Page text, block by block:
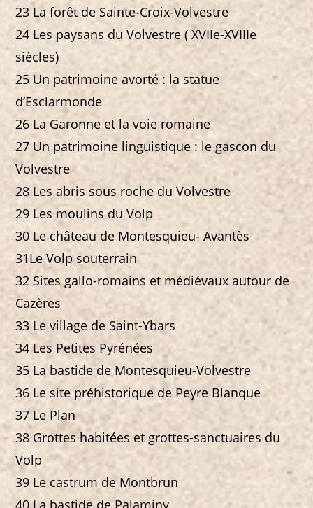
23 La forêt de Sainte-Croix-Volvestre
24 Les paysans du Volvestre ( XVIIe-XVIIIe
siècles)
25 Un patrimoine avorté : la statue
d’Esclarmonde
26 La Garonne et la voie romaine
27 Un patrimoine linguistique : le gascon du
Volvestre
28 Les abris sous roche du Volvestre
29 Les moulins du Volp
30 Le château de Montesquieu- Avantès
31Le Volp souterrain
32 Sites gallo-romains et médiévaux autour de
Cazères
33 Le village de Saint-Ybars
34 Les Petites Pyrénées
35 La bastide de Montesquieu-Volvestre
36 Le site préhistorique de Peyre Blanque
37 Le Plan
38 Grottes habitées et grottes-sanctuaires du
Volp
39 Le castrum de Montbrun
40 La bastide de Palaminy